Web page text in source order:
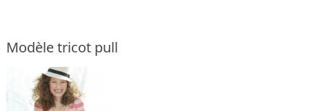
Modèle tricot pull